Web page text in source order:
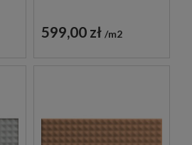
599,00 zł m2